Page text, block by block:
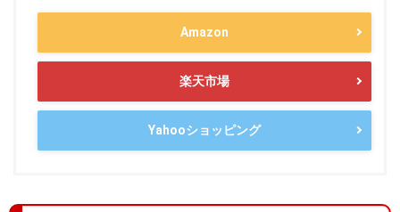
Amazon
楽天市場
Yahooショッピング